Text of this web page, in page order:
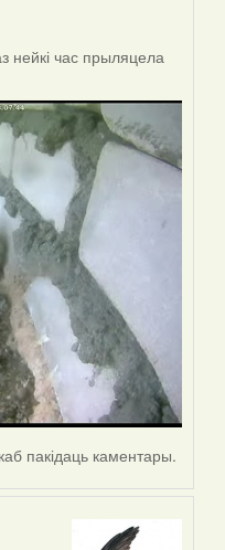
час прыляцела
каб пакідаць каментары.